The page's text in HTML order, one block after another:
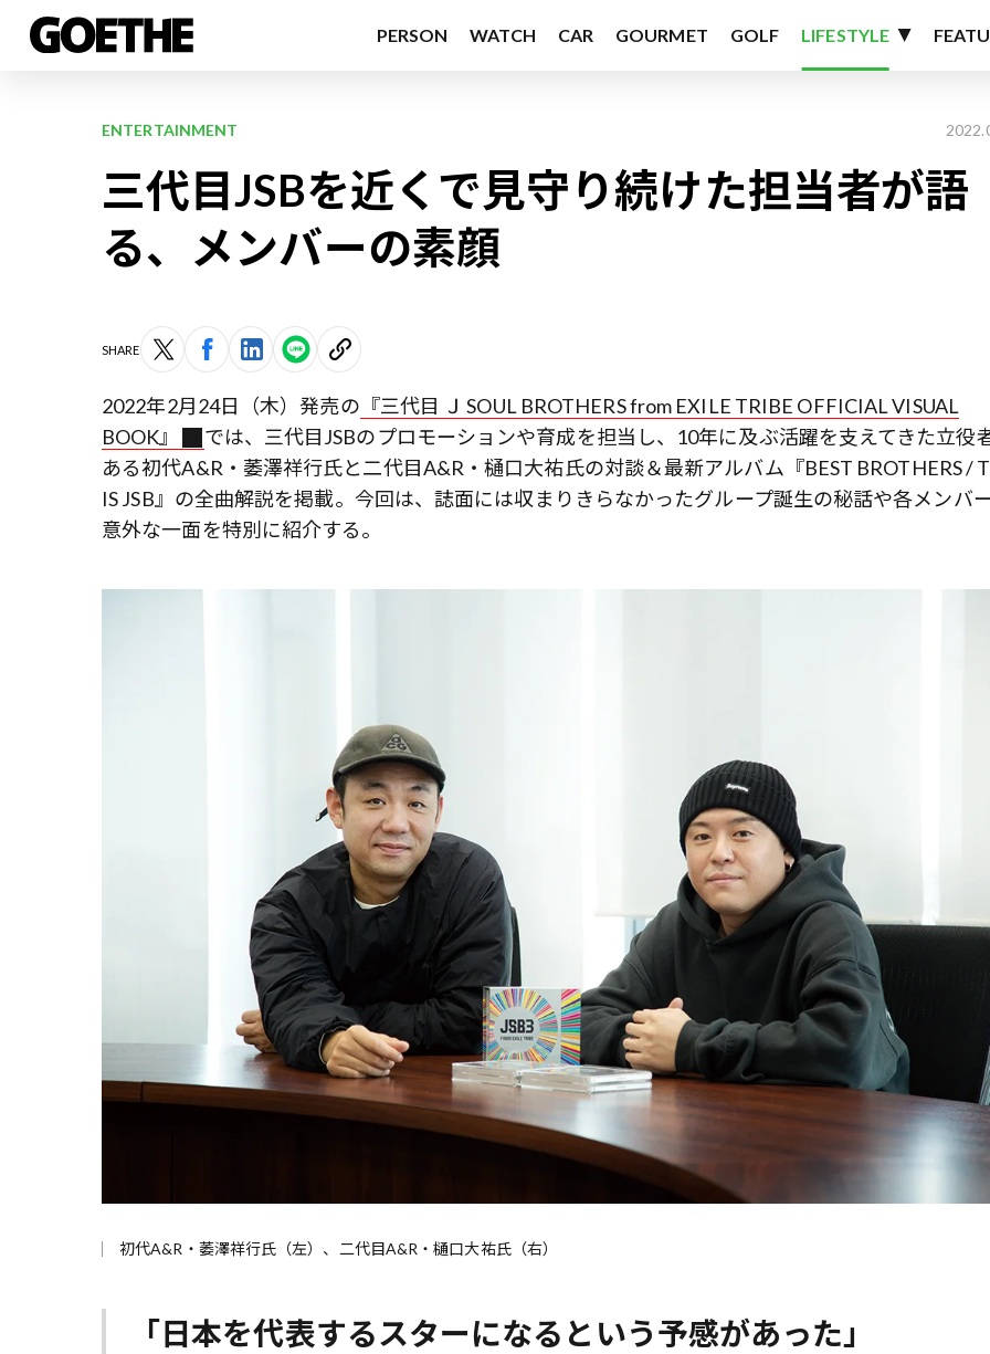
PERSON WATCH CAR GOURMET GOLF LIFESTYLE
ENTERTAINMENT
三代目JSBを近くで見守り続けた担当者が語
る、メンバーの素顔
SHARE
2022年2月24日（木）発売の 『三代目 Ｊ SOUL BROTHERS from EXILE TRIBE OFFICIAL VISUAL
BOOK』
では、三代目JSBのプロモーションや育成を担当し、10年に及ぶ活躍を支えてきた立役
ある初代A&R・萎澤祥行氏と二代目A&R・樋口大祐氏の対談＆最新アルバム『BEST BROTHERS /
IS JSB』の全曲解説を掲載。今回は、誌面には収まりきらなかったグループ誕生の秘話や各メンバ
意外な一面を特別に紹介する。
初代A&R・萎澤祥行氏（左）、二代目A&R・樋口大祐氏（右）
「日本を代表するスターになるという予感があった」